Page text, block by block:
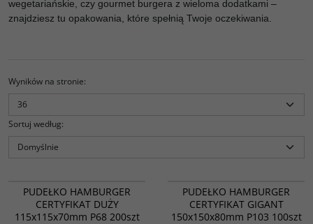
wegetariańskie, czy gourmet burgera z wieloma dodatkami –
znajdziesz tu opakowania, które spełnią Twoje oczekiwania.
Wyników na stronie:
Sortuj według:
PUDEŁKO HAMBURGER
CERTYFIKAT DUŻY
115x115x70mm P68 200szt
PUDEŁKO HAMBURGER
CERTYFIKAT GIGANT
150x150x80mm P103 100szt